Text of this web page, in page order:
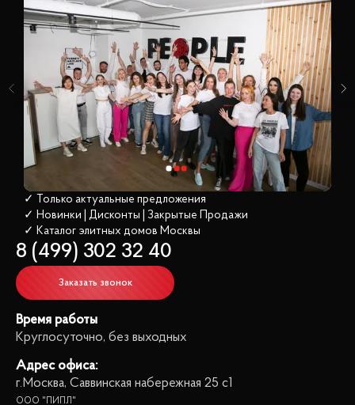
✓ Только актуальные предложения
✓ Новинки | Дисконты | Закрытые Продажи
✓ Каталог элитных домов Москвы
8 (499) 302 32 40
Заказать звонок
Время работы
Круглосуточно, без выходных
Адрес офиса:
г.Москва, Саввинская набережная 25 с1
ООО "ПИПЛ"